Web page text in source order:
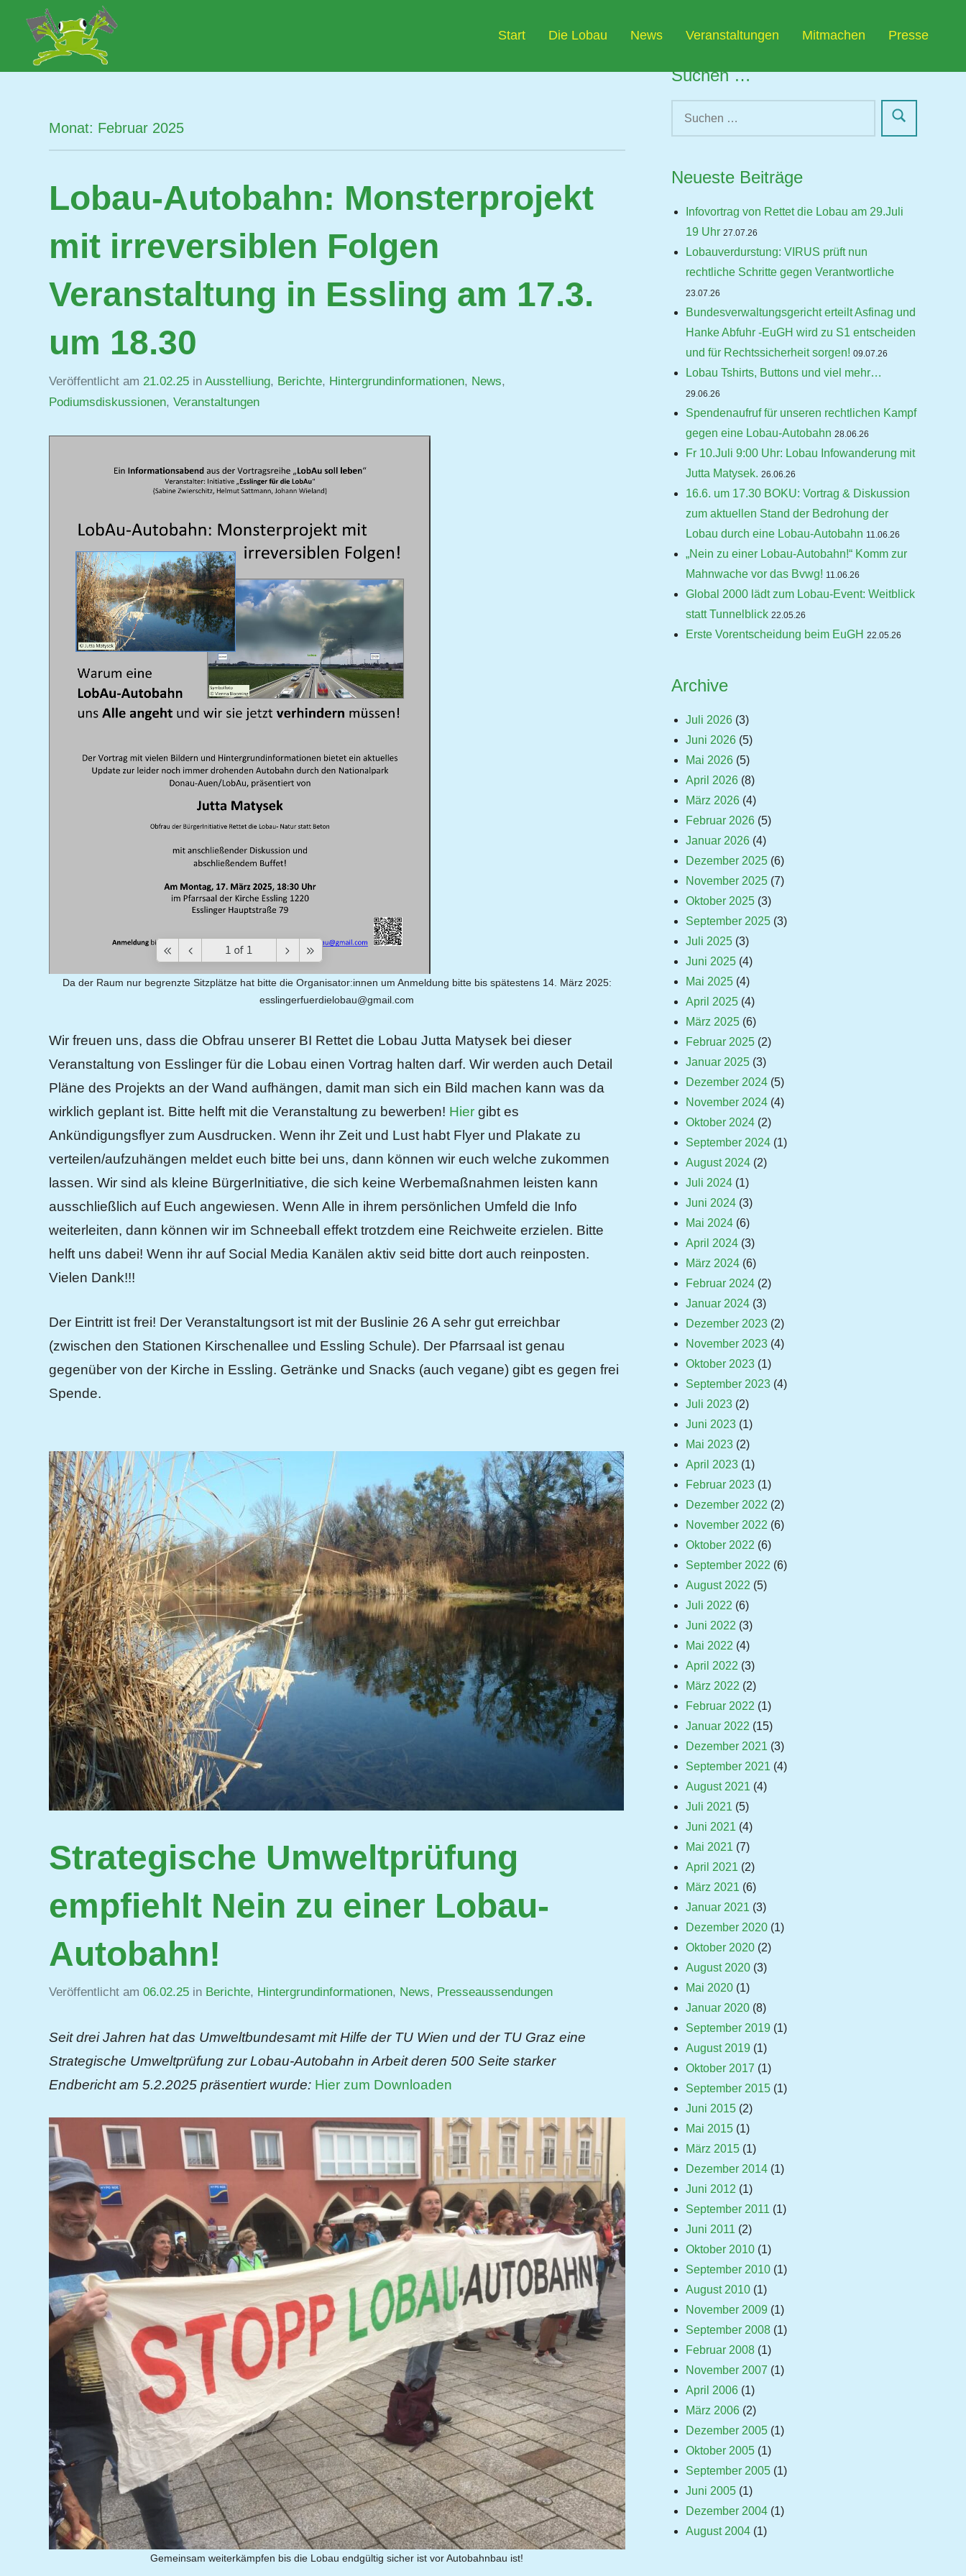
springenLobau.org
BürgerInitiative
"Rettet
Natur
Start Die Lobau News Veranstaltungen Mitmachen Presse
Monat: Februar 2025
Lobau-Autobahn: Monsterprojekt
mit irreversiblen Folgen
Veranstaltung in Essling am 17.3.
um 18.30
Veröffentlicht am 21.02.25 von
Jutta
in Ausstelliung, Berichte, Hintergrundinformationen, News,
Podiumsdiskussionen, Veranstaltungen
Da der Raum nur begrenzte Sitzplätze hat bitte die Organisator:innen um Anmeldung bitte bis spätestens 14. März 2025:
esslingerfuerdielobau@gmail.com
Wir freuen uns, dass die Obfrau unserer BI Rettet die Lobau Jutta Matysek bei dieser
Veranstaltung von Esslinger für die Lobau einen Vortrag halten darf. Wir werden auch Detail
Pläne des Projekts an der Wand aufhängen, damit man sich ein Bild machen kann was da
wirklich geplant ist. Bitte helft mit die Veranstaltung zu bewerben! Hier gibt es
Ankündigungsflyer zum Ausdrucken. Wenn ihr Zeit und Lust habt Flyer und Plakate zu
verteilen/aufzuhängen meldet euch bitte bei uns, dann können wir euch welche zukommen
lassen. Wir sind als kleine BürgerInitiative, die sich keine Werbemaßnahmen leisten kann
ausschließlich auf Euch angewiesen. Wenn Alle in ihrem persönlichen Umfeld die Info
weiterleiten, dann können wir im Schneeball effekt trotzdem eine Reichweite erzielen. Bitte
helft uns dabei! Wenn ihr auf Social Media Kanälen aktiv seid bitte dort auch reinposten.
Vielen Dank!!!
Der Eintritt ist frei! Der Veranstaltungsort ist mit der Buslinie 26 A sehr gut erreichbar
(zwischen den Stationen Kirschenallee und Essling Schule). Der Pfarrsaal ist genau
gegenüber von der Kirche in Essling. Getränke und Snacks (auch vegane) gibt es gegen frei
Spende.
Strategische Umweltprüfung
empfiehlt Nein zu einer Lobau-
Autobahn!
Veröffentlicht am 06.02.25 von
Matysek
in Berichte, Hintergrundinformationen, News, Presseaussendungen
Seit drei Jahren hat das Umweltbundesamt mit Hilfe der TU Wien und der TU Graz eine
Strategische Umweltprüfung zur Lobau-Autobahn in Arbeit deren 500 Seite starker
Endbericht am 5.2.2025 präsentiert wurde: Hier zum Downloaden
Gemeinsam weiterkämpfen bis die Lobau endgültig sicher ist vor Autobahnbau ist!
Suchen …
Neueste Beiträge
Infovortrag von Rettet die Lobau am 29.Juli
19 Uhr 27.07.26
Lobauverdurstung: VIRUS prüft nun
rechtliche Schritte gegen Verantwortliche
23.07.26
Bundesverwaltungsgericht erteilt Asfinag und
Hanke Abfuhr -EuGH wird zu S1 entscheiden
und für Rechtssicherheit sorgen! 09.07.26
Lobau Tshirts, Buttons und viel mehr…
29.06.26
Spendenaufruf für unseren rechtlichen Kampf
gegen eine Lobau-Autobahn 28.06.26
Fr 10.Juli 9:00 Uhr: Lobau Infowanderung mit
Jutta Matysek. 26.06.26
16.6. um 17.30 BOKU: Vortrag & Diskussion
zum aktuellen Stand der Bedrohung der
Lobau durch eine Lobau-Autobahn 11.06.26
„Nein zu einer Lobau-Autobahn!“ Komm zur
Mahnwache vor das Bvwg! 11.06.26
Global 2000 lädt zum Lobau-Event: Weitblick
statt Tunnelblick 22.05.26
Erste Vorentscheidung beim EuGH 22.05.26
Archive
Juli 2026(3)
Juni 2026(5)
Mai 2026(5)
April 2026(8)
März 2026(4)
Februar 2026(5)
Januar 2026(4)
Dezember 2025(6)
November 2025(7)
Oktober 2025(3)
September 2025(3)
Juli 2025(3)
Juni 2025(4)
Mai 2025(4)
April 2025(4)
März 2025(6)
Februar 2025(2)
Januar 2025(3)
Dezember 2024(5)
November 2024(4)
Oktober 2024(2)
September 2024(1)
August 2024(2)
Juli 2024(1)
Juni 2024(3)
Mai 2024(6)
April 2024(3)
März 2024(6)
Februar 2024(2)
Januar 2024(3)
Dezember 2023(2)
November 2023(4)
Oktober 2023(1)
September 2023(4)
Juli 2023(2)
Juni 2023(1)
Mai 2023(2)
April 2023(1)
Februar 2023(1)
Dezember 2022 (2)
November 2022 (6)
Oktober 2022 (6)
September 2022 (6)
August 2022 (5)
Juli 2022 (6)
Juni 2022 (3)
Mai 2022 (4)
April 2022 (3)
März 2022 (2)
Februar 2022 (1)
Januar 2022 (15)
Dezember 2021 (3)
September 2021 (4)
August 2021 (4)
Juli 2021 (5)
Juni 2021 (4)
Mai 2021 (7)
April 2021 (2)
März 2021 (6)
Januar 2021 (3)
Dezember 2020(1)
Oktober 2020(2)
August 2020(3)
Mai 2020(1)
Januar 2020(8)
September 2019 (1)
August 2019 (1)
Oktober 2017 (1)
September 2015(1)
Juni 2015(2)
Mai 2015(1)
März 2015(1)
Dezember 2014(1)
Juni 2012 (1)
September 2011 (1)
Juni 2011 (2)
Oktober 2010(1)
September 2010(1)
August 2010(1)
November 2009 (1)
September 2008(1)
Februar 2008(1)
November 2007 (1)
April 2006(1)
März 2006(2)
Dezember 2005(1)
Oktober 2005(1)
September 2005(1)
Juni 2005(1)
Dezember 2004(1)
August 2004(1)